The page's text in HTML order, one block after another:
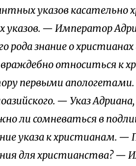
указов касательно
указов. — Император
рода знание о
относиться к
первыми
— Указ
ли сомневаться в
указа к христианам. —
для христианства? —